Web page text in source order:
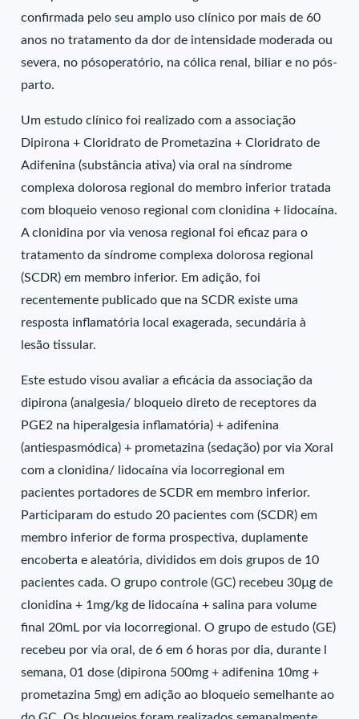
confirmada pelo seu amplo uso clínico por mais de 60
anos no tratamento da dor de intensidade moderada ou
severa, no pósoperatório, na cólica renal, biliar e no pós-
parto.
Um estudo clínico foi realizado com a associação
Dipirona + Cloridrato de Prometazina + Cloridrato de
Adifenina (substância ativa) via oral na síndrome
complexa dolorosa regional do membro inferior tratada
com bloqueio venoso regional com clonidina + lidocaína.
A clonidina por via venosa regional foi eficaz para o
tratamento da síndrome complexa dolorosa regional
(SCDR) em membro inferior. Em adição, foi
recentemente publicado que na SCDR existe uma
resposta inflamatória local exagerada, secundária à
lesão tissular.
Este estudo visou avaliar a eficácia da associação da
dipirona (analgesia/ bloqueio direto de receptores da
PGE2 na hiperalgesia inflamatória) + adifenina
(antiespasmódica) + prometazina (sedação) por via Xoral
com a clonidina/ lidocaína via locorregional em
pacientes portadores de SCDR em membro inferior.
Participaram do estudo 20 pacientes com (SCDR) em
membro inferior de forma prospectiva, duplamente
encoberta e aleatória, divididos em dois grupos de 10
pacientes cada. O grupo controle (GC) recebeu 30µg de
clonidina + 1mg/kg de lidocaína + salina para volume
final 20mL por via locorregional. O grupo de estudo (GE)
recebeu por via oral, de 6 em 6 horas por dia, durante l
semana, 01 dose (dipirona 500mg + adifenina 10mg +
prometazina 5mg) em adição ao bloqueio semelhante ao